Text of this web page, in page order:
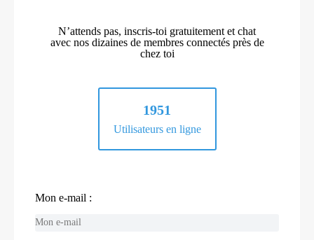
N’attends pas, inscris-toi gratuitement et chat
avec nos dizaines de membres connectés près de
chez toi
1951
Utilisateurs en ligne
Mon e-mail :